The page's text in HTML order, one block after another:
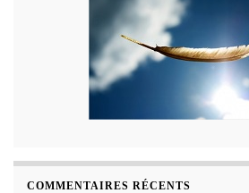
COMMENTAIRES RÉCENTS